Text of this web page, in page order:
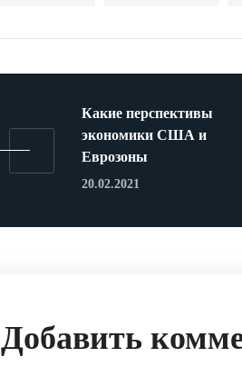
Какие перспективы
экономики США и
Еврозоны
20.02.2021
Добавить